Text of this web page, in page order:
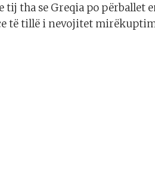
tha se Greqia po përballet
të tillë i nevojitet